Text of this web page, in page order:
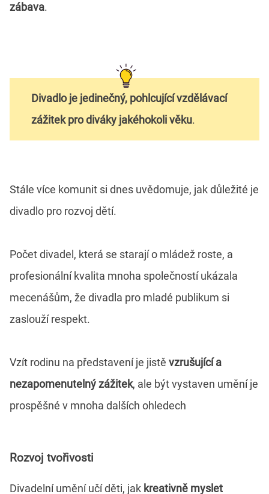
zábava.
Divadlo je jedinečný, pohlcující vzdělávací
zážitek pro diváky jakéhokoli věku.
Stále více komunit si dnes uvědomuje, jak důležité je
divadlo pro rozvoj dětí.
Počet divadel, která se starají o mládež roste, a
profesionální kvalita mnoha společností ukázala
mecenášům, že divadla pro mladé publikum si
zaslouží respekt.
Vzít rodinu na představení je jistě vzrušující a
nezapomenutelný zážitek, ale být vystaven umění je
prospěšné v mnoha dalších ohledech
Rozvoj tvořivosti
Divadelní umění učí děti, jak kreativně myslet